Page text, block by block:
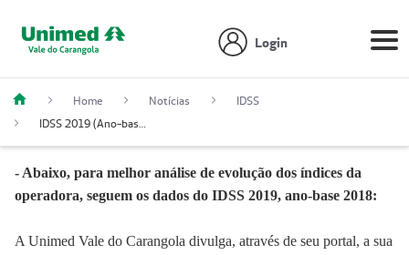
Login
Home Notícias
IDSS
IDSS 2019 (Ano-base 2018)
- Abaixo, para melhor análise de evolução dos índices da
operadora, seguem os dados do IDSS 2019, ano-base 2018:
A Unimed Vale do Carangola divulga, através de seu portal, a sua